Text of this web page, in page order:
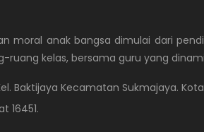
moral anak bangsa dimulai dari
kelas, bersama guru yang
Baktijaya Kecamatan Sukmajaya.
16451.